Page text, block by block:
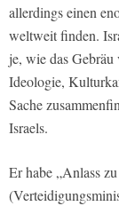
allerdings einen
weltweit finden.
je, wie das
Ideologie,
Sache
Israels.
Er habe „Anlass